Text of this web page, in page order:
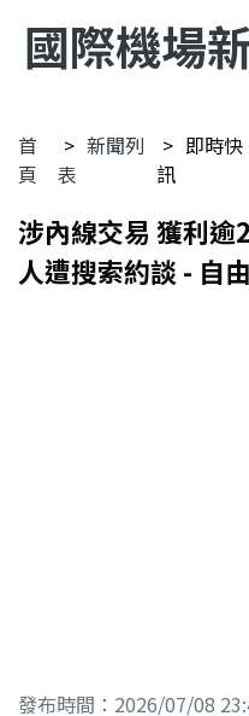
國際機場
首
頁
新聞列
表
即時快
訊
涉內線交易 獲利
人遭搜索約談 - 自
發布時間：2026/07/08